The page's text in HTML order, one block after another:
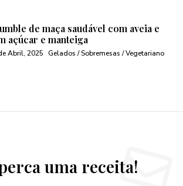
de maça saudável com aveia e
açúcar e manteiga
Abril, 2025 Gelados / Sobremesas / Vegetariano
uma receita!